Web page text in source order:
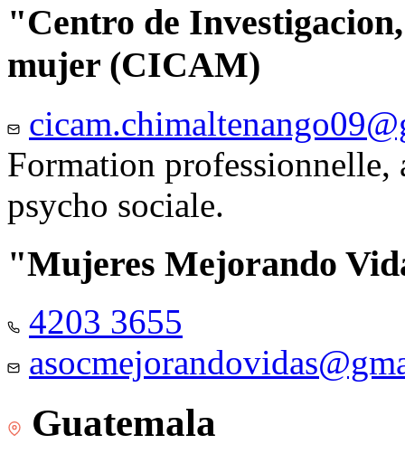
"Centro de
mujer (CICAM)
Formation professionnelle,
psycho sociale.
"Mujeres Mejorando
4203 3655
Guatemala